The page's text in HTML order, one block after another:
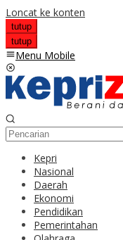
Loncat ke konten
tutup
tutup
Menu Mobile
Kepri
Nasional
Daerah
Ekonomi
Pendidikan
Pemerintahan